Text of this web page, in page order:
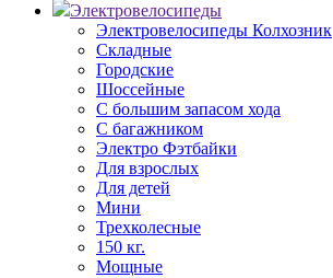
Электровелосипеды
Электровелосипеды Колхозник
Складные
Городские
Шоссейные
С большим запасом хода
С багажником
Электро Фэтбайки
Для взрослых
Для детей
Мини
Трехколесные
150 кг.
Мощные